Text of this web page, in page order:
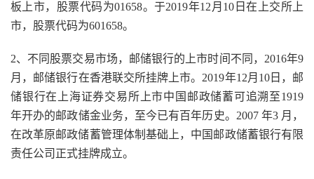
板上市，股票代码为01658。于2019年12月10日在上交所上
市，股票代码为601658。
2、不同股票交易市场，邮储银行的上市时间不同，2016年9
月，邮储银行在香港联交所挂牌上市。2019年12月10日，邮
储银行在上海证券交易所上市中国邮政储蓄可追溯至1919
年开办的邮政储金业务，至今已有百年历史。2007 年3 月，
在改革原邮政储蓄管理体制基础上，中国邮政储蓄银行有限
责任公司正式挂牌成立。